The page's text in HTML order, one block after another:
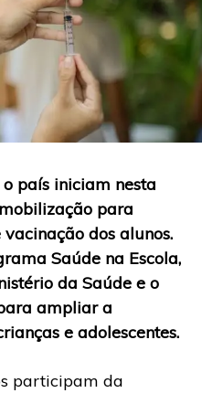
país iniciam nesta
para
dos alunos.
Saúde na Escola,
da Saúde e o
ampliar a
e adolescentes.
participam da